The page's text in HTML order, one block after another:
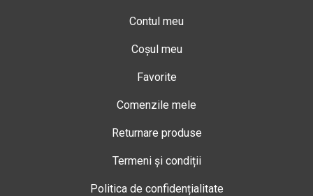
Contul meu
Coșul meu
Favorite
Comenzile mele
Returnare produse
Termeni și condiții
Politica de confidențialitate